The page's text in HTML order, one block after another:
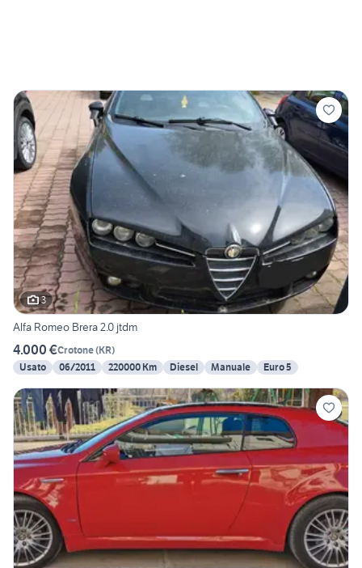
3
Alfa Romeo Brera 2.0 jtdm
4.000 €Crotone(KR)
Usato
06/2011 220000 Km Diesel Manuale Euro 5